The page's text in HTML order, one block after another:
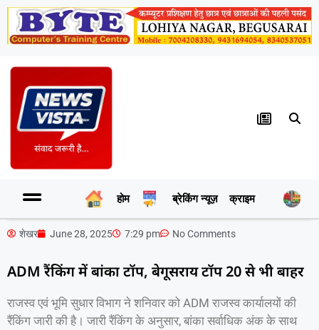
होम ब्रेकिंग न्यूज़ क्राइम
शेखर June 28, 2025 7:29 pm No Comments
ADM रैंकिंग में बांका टॉप, बेगूसराय टॉप 20 से भी बाहर
राजस्व एवं भूमि सुधार विभाग ने शनिवार को ADM राजस्व कार्यालयों की
रैंकिंग जारी की है। जारी रैंकिंग के अनुसार, बांका सर्वाधिक अंक के साथ